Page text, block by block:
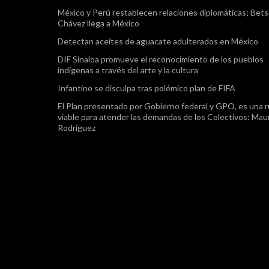
México y Perú restablecen relaciones diplomáticas;
Chávez llega a México
Detectan aceites de aguacate adulterados en México
DIF Sinaloa promueve el reconocimiento de los pueblos
indígenas a través del arte y la cultura
Infantino se disculpa tras polémico plan de FIFA
El Plan presentado por Gobierno federal y GPO, es una
viable para atender las demandas de los Colectivos:
Rodríguez